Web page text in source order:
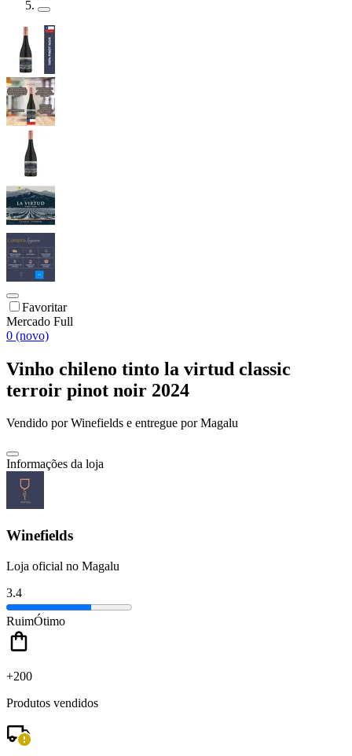
Favoritar
Mercado Full
0 (novo)
Vinho chileno tinto la virtud classic
terroir pinot noir 2024
Vendido porWinefields e entregue por Magalu
Informações da loja
Winefields
Loja oficial no Magalu
3.4
RuimÓtimo
+200
Produtos vendidos